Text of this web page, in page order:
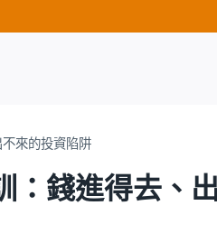
來的投資陷阱
：錢進得去、